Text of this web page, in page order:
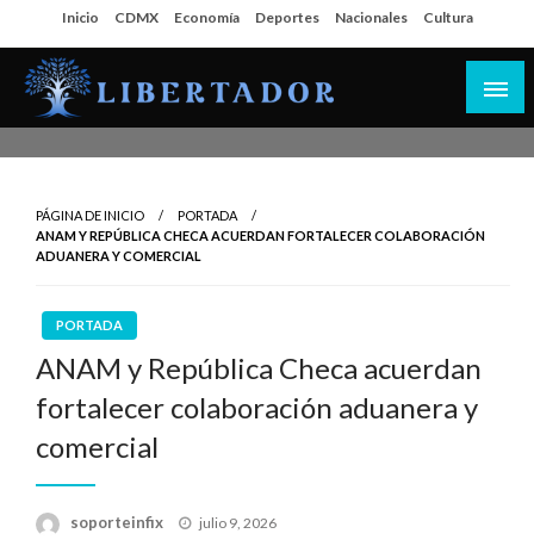
al
contenido
Inicio CDMX Economía Deportes Nacionales Cultura
PÁGINA DE INICIO
PORTADA
ANAM Y REPÚBLICA CHECA ACUERDAN FORTALECER COLABORACIÓN
ADUANERA Y COMERCIAL
PORTADA
ANAM y República Checa acuerdan
fortalecer colaboración aduanera y
comercial
soporteinfix
Publicado
julio 9, 2026